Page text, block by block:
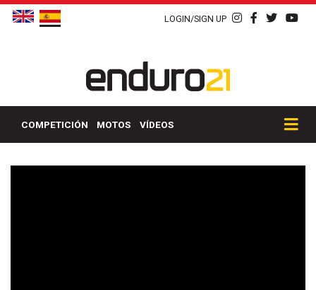
LOGIN/SIGN UP
COMPETICIÓN MOTOS VÍDEOS